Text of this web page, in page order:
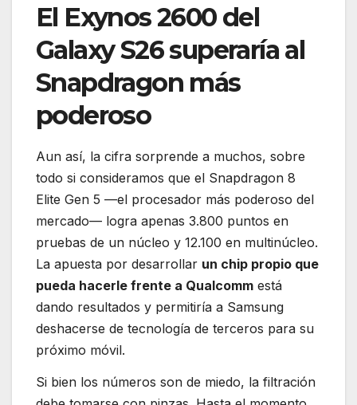
El Exynos 2600 del
Galaxy S26 superaría al
Snapdragon más
poderoso
Aun así, la cifra sorprende a muchos, sobre
todo si consideramos que el Snapdragon 8
Elite Gen 5 —el procesador más poderoso del
mercado— logra apenas 3.800 puntos en
pruebas de un núcleo y 12.100 en multinúcleo.
La apuesta por desarrollar un chip propio que
pueda hacerle frente a Qualcomm está
dando resultados y permitiría a Samsung
deshacerse de tecnología de terceros para su
próximo móvil.
Si bien los números son de miedo, la filtración